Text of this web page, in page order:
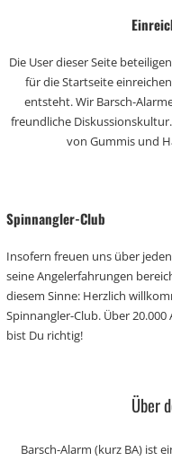
Die User dieser Seite
für die Startseite
entsteht. Wir Barsch-
freundliche
von Gummis und
Spinnangler-Club
Insofern freuen uns über
seine Angelerfahrungen
diesem Sinne: Herzlich
Spinnangler-Club. Über
bist Du richtig!
Über
Barsch-Alarm (kurz BA) ist